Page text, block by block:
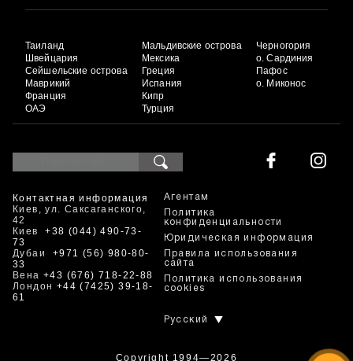
Таиланд
Швейцария
Сейшельские острова
Маврикий
Франция
ОАЭ
Мальдивские острова
Мексика
Греция
Испания
Кипр
Турция
Черногория
о. Сардиния
Пафос
о. Миконос
Контактная информация
Киев, ул. Саксаганского,
42
Киев+38 (044) 490-73-
73
Дубаи +971 (56) 980-80-
33
Вена +43 (676) 718-22-88
Лондон +44 (7425) 39-18-
61
Агентам
Политика
конфиденциальности
Юридическая информация
Правила использования
сайта
Политика использования
cookies
Русский
Copyright 1994—2026